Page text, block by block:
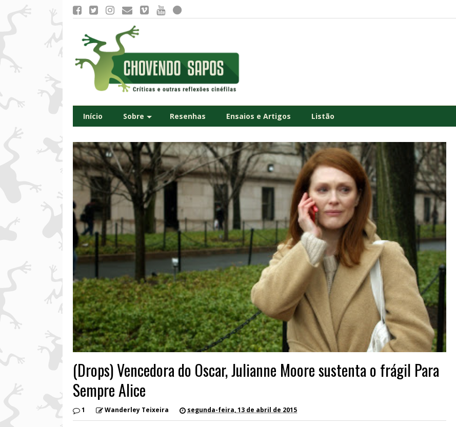
Início Sobre Resenhas Ensaios e Artigos Listão
(Drops) Vencedora do Oscar, Julianne Moore sustenta o frágil Para
Sempre Alice
1 Wanderley Teixeira segunda-feira, 13 de abril de 2015